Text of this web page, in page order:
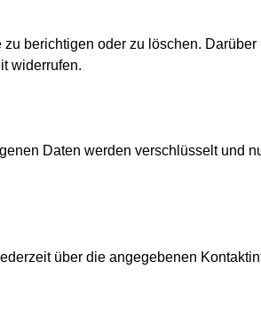
berichtigen oder zu löschen.
widerrufen.
Daten werden verschlüsselt und
über die angegebenen